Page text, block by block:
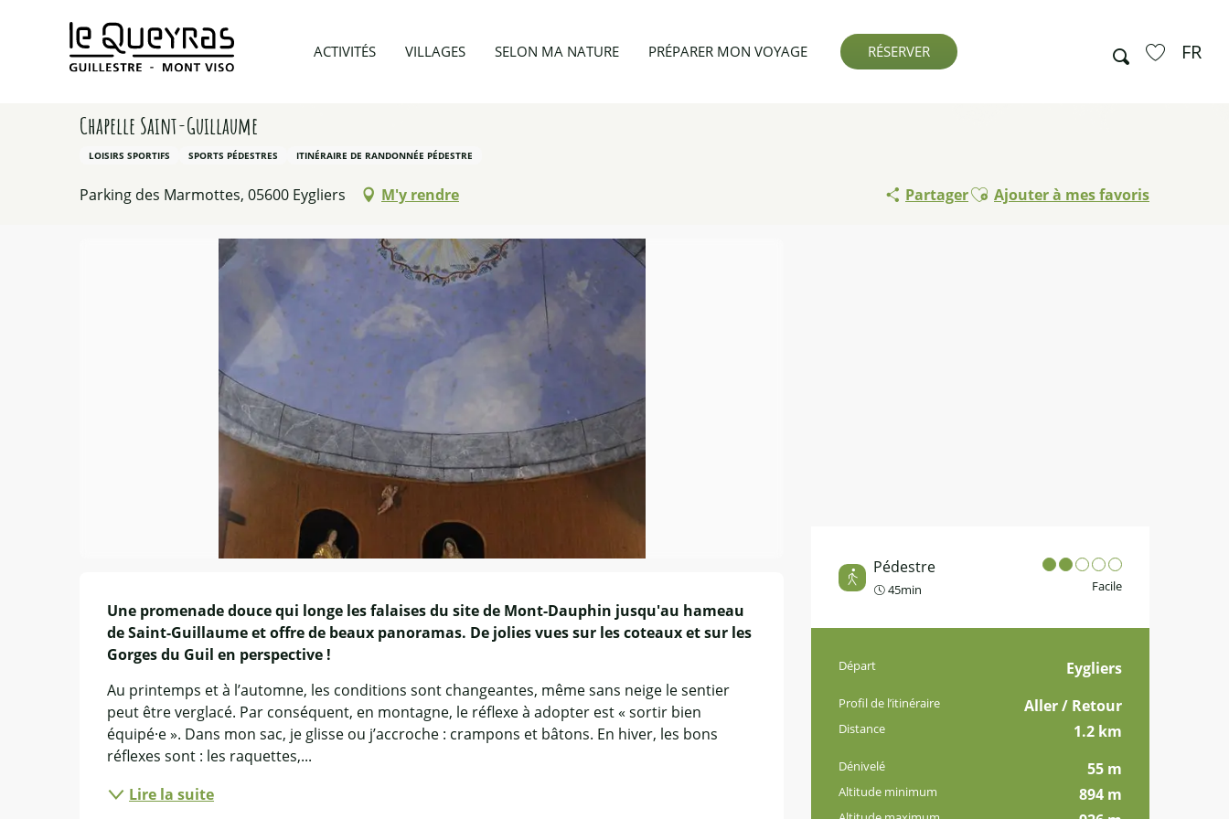
Recherche FR
ACTIVITÉS VILLAGES SELON MA NATURE PRÉPARER MON VOYAGE RÉSERVER
Accueil Addict de sports
Chapelle Saint-Guillaume
LOISIRS SPORTIFS SPORTS PÉDESTRES ITINÉRAIRE DE RANDONNÉE PÉDESTRE
Parking des Marmottes, 05600 Eygliers M'y rendre PartagerAjouter aux favoris
Ajouter à mes favoris
Pédestre
45min Facile
Informations pratiques
Départ Eygliers
Profil de l’itinéraire Aller / Retour
Distance 1.2 km
Dénivelé 55 m
Altitude minimum 894 m
Une promenade douce qui longe les falaises du site de Mont-Dauphin jusqu'au hameau
de Saint-Guillaume et offre de beaux panoramas. De jolies vues sur les coteaux et sur les
Gorges du Guil en perspective !
Au printemps et à l’automne, les conditions sont changeantes, même sans neige le sentier
peut être verglacé. Par conséquent, en montagne, le réflexe à adopter est « sortir bien
équipé·e ». Dans mon sac, je glisse ou j’accroche : crampons et bâtons. En hiver, les bons
réflexes sont : les raquettes,...
Lire la suite